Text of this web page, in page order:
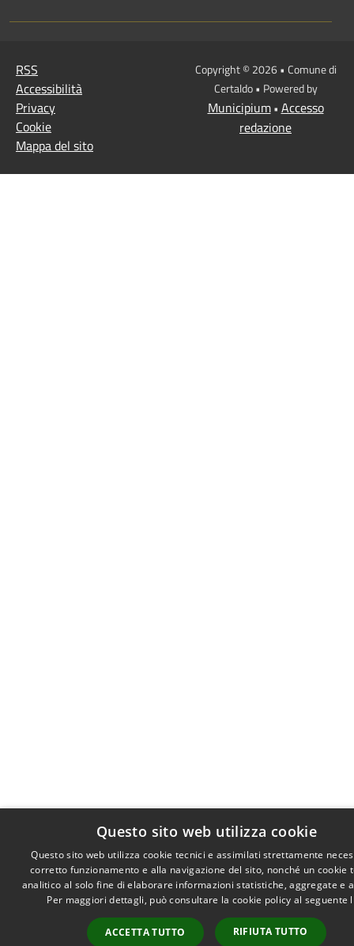
RSS
Accessibilità
Privacy
Cookie
Mappa del sito
Copyright © 2026 • Comune di
Certaldo • Powered by
Municipium• Accesso
redazione
Questo sito web utilizza cookie
Questo sito web utilizza cookie tecnici e assimilati strettamente
corretto funzionamento e alla navigazione del sito, nonché un cookie
analitico al solo fine di elaborare informazioni statistiche, aggregate e
Per maggiori dettagli, può consultare la cookie policy al seguente
ACCETTA TUTTO RIFIUTA TUTTO